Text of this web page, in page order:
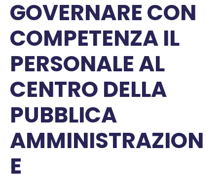
GOVERNARE CON
COMPETENZA IL
PERSONALE AL
CENTRO DELLA
PUBBLICA
AMMINISTRAZION
E